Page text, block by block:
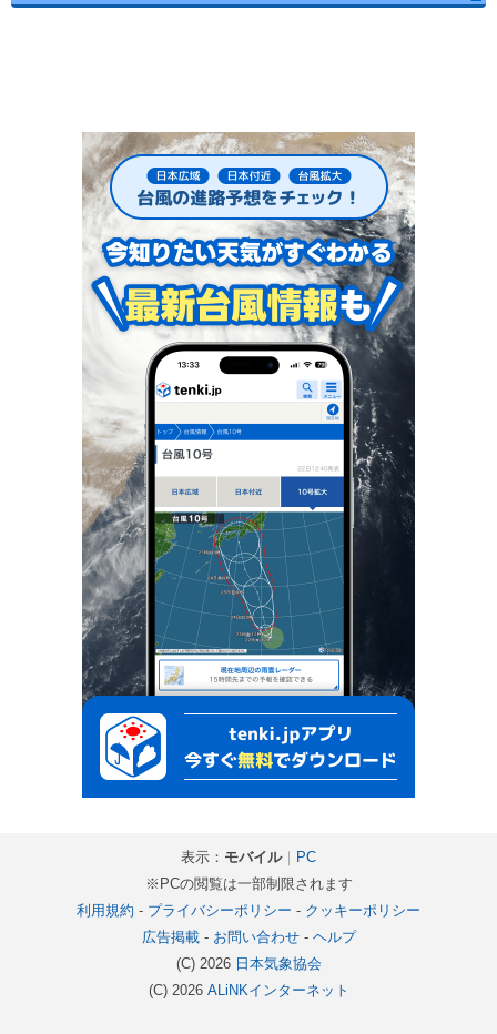
表示： モバイル｜ PC
※PCの閲覧は一部制限されます
利用規約 - プライバシーポリシー - クッキーポリシー
広告掲載- お問い合わせ- ヘルプ
(C) 2026 日本気象協会
(C) 2026 ALiNKインターネット